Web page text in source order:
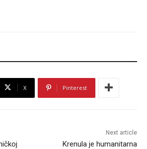
X Pinterest
Next article
Krenula je humanitarna